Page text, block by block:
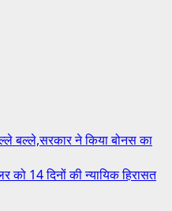
बल्ले,सरकार ने किया बोनस का
14 दिनों की न्यायिक हिरासत